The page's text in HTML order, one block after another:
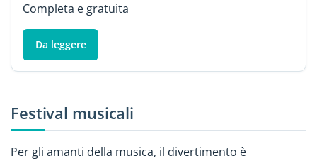
Completa e gratuita
Da leggere
Festival musicali
Per gli amanti della musica, il divertimento è